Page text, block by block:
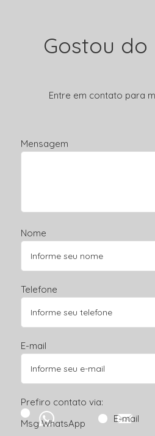
Gostou do
Entre em contato para
Mensagem
Nome
Telefone
E-mail
Prefiro contato via:
Msg WhatsApp
E-mail